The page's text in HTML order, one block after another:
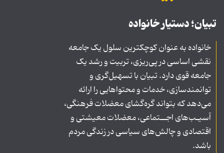
تبیان؛ دستیار خانواده
خانواده به عنوان کوچکترین سلول یک جامعه
نقشی اساسی در پی‌ریزی، تربیت و رشد یک
جامعه قوی دارد. تبیان با تسهیل‌گری و
توانمندسازی، خدمات و محتواهایی را ارائه
می‌دهد که بتواند گره‌گشای معضلات فرهنگی،
آسیـب‌های اجــتماعی، معضلات معیشتی و
اقتصادی و چالش‌های سیاسی در زندگی مردم
باشد.